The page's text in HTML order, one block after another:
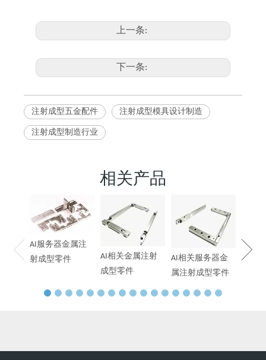
上一条:
下一条:
注射成型五金配件 注射成型模具设计制造
注射成型制造行业
相关产品
AI服务器金属注
射成型零件
AI相关金属注射
成型零件
AI相关服务器金
属注射成型零件